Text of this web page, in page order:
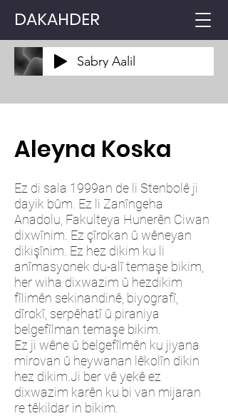
DAKAHDER
Sabry Aalil
Aleyna Koska
Ez di sala 1999an de li Stenbolê ji
dayik bûm. Ez li Zanîngeha
Anadolu, Fakulteya Hunerên Ciwan
dixwînim. Ez çîrokan û wêneyan
dikişînim. Ez hez dikim ku li
anîmasyonek du-alî temaşe bikim,
her wiha dixwazim û hezdikim
fîlimên sekinandinê, biyografî,
dîrokî, serpêhatî û piraniya
belgefîlman temaşe bikim.
Ez ji wêne û belgefîlmên ku jiyana
mirovan û heywanan lêkolîn dikin
hez dikim.Ji ber vê yekê ez
dixwazim karên ku bi van mijaran
re têkildar in bikim.